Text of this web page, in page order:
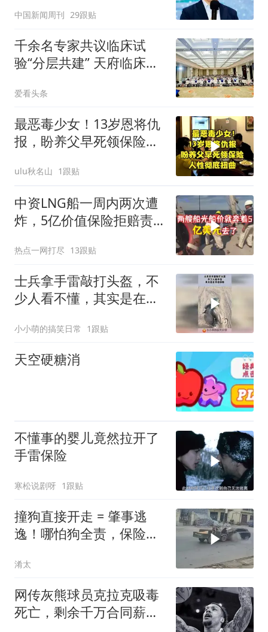
中国新闻周刊 29跟贴
千余名专家共议临床试
验“分层共建” 天府临床研
爱看头条
最恶毒少女！13岁恩将仇
报，盼养父早死领保险，
ulu秋名山 1跟贴
中资LNG船一周内两次遭
炸，5亿价值保险拒赔责
热点一网打尽 13跟贴
士兵拿手雷敲打头盔，不
少人看不懂，其实是在开
小小萌的搞笑日常 1跟贴
天空硬糖消
不懂事的婴儿竟然拉开了
手雷保险
寒松说剧呀 1跟贴
撞狗直接开走 = 肇事逃
逸！哪怕狗全责，保险一
淆太
网传灰熊球员克拉克吸毒
死亡，剩余千万合同薪资